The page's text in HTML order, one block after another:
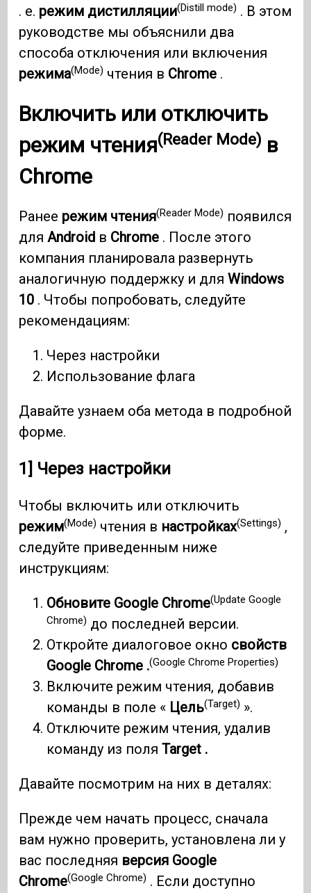
. е. режим дистилляции(Distill mode) . В этом
руководстве мы объяснили два
способа отключения или включения
режима(Mode) чтения в Chrome .
Включить или отключить
режим чтения(Reader Mode) в
Chrome
Ранее режим чтения(Reader Mode) появился
дляAndroid в Chrome . После этого
компания планировала развернуть
аналогичную поддержку и дляWindows
10 . Чтобы попробовать, следуйте
рекомендациям:
Через настройки
Использование флага
Давайте узнаем оба метода в подробной
форме.
1] Через настройки
Чтобы включить или отключить
режим(Mode) чтения в настройках(Settings) ,
следуйте приведенным ниже
инструкциям:
Обновите Google Chrome(Update Google
Chrome) до последней версии.
Откройте диалоговое окно свойств
Google Chrome .(Google Chrome Properties)
Включите режим чтения, добавив
команды в поле « Цель(Target) ».
Отключите режим чтения, удалив
команду из поляTarget .
Давайте посмотрим на них в деталях:
Прежде чем начать процесс, сначала
вам нужно проверить, установлена ​​ли у
вас последняя версия Google
Chrome(Google Chrome) . Если доступно